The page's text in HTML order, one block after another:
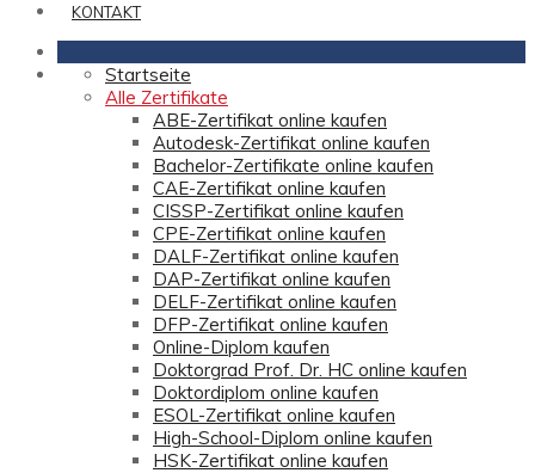
KONTAKT
Startseite
Alle Zertifikate
ABE-Zertifikat online kaufen
Autodesk-Zertifikat online kaufen
Bachelor-Zertifikate online kaufen
CAE-Zertifikat online kaufen
CISSP-Zertifikat online kaufen
CPE-Zertifikat online kaufen
DALF-Zertifikat online kaufen
DAP-Zertifikat online kaufen
DELF-Zertifikat online kaufen
DFP-Zertifikat online kaufen
Online-Diplom kaufen
Doktorgrad Prof. Dr. HC online kaufen
Doktordiplom online kaufen
ESOL-Zertifikat online kaufen
High-School-Diplom online kaufen
HSK-Zertifikat online kaufen